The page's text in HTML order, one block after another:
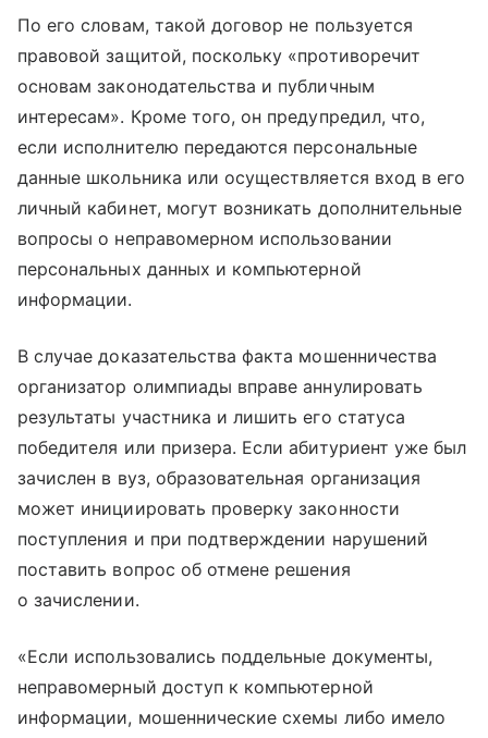
По его словам, такой договор не пользуется
правовой защитой, поскольку «противоречит
основам законодательства и публичным
интересам». Кроме того, он предупредил, что,
если исполнителю передаются персональные
данные школьника или осуществляется вход в его
личный кабинет, могут возникать дополнительные
вопросы о неправомерном использовании
персональных данных и компьютерной
информации.
В случае доказательства факта мошенничества
организатор олимпиады вправе аннулировать
результаты участника и лишить его статуса
победителя или призера. Если абитуриент уже был
зачислен в вуз, образовательная организация
может инициировать проверку законности
поступления и при подтверждении нарушений
поставить вопрос об отмене решения
о зачислении.
«Если использовались поддельные документы,
неправомерный доступ к компьютерной
информации, мошеннические схемы либо имело